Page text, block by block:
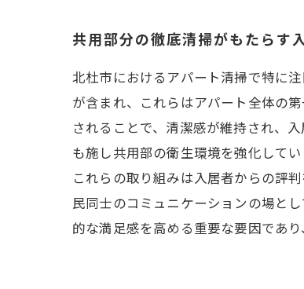
共用部分の徹底清掃がもたらす
北杜市におけるアパート清掃で特に
が含まれ、これらはアパート全体の
されることで、清潔感が維持され、
も施し共用部の衛生環境を強化して
これらの取り組みは入居者からの評
民同士のコミュニケーションの場と
的な満足感を高める重要な要因であ